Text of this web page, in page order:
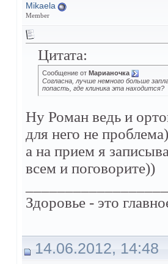
Mikaela
Member
Цитата:
Сообщение от Марианочка
Согласна, лучше немного больше
попасть, где клиника эта находится?
Ну Роман ведь и
для него не
а на прием я
всем и поговорите))
Здоровье - это
14.06.2012, 14:48